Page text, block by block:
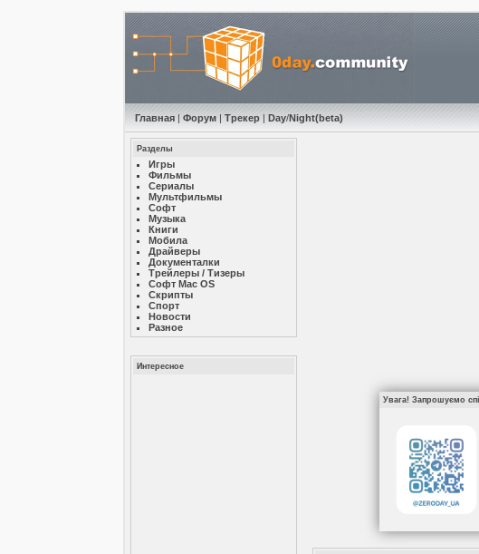
Главная |Форум |Трекер |Day/Night(beta)
Разделы
Игры
Фильмы
Сериалы
Мультфильмы
Софт
Музыкa
Книги
Мобила
Драйверы
Документалки
Трейлеры / Тизеры
Софт Mac OS
Скрипты
Спорт
Новости
Разное
Интересное
Увага! Запрошуємо